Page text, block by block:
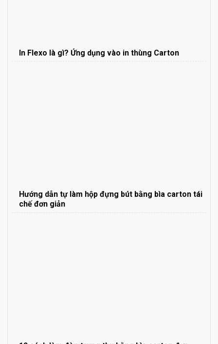
In Flexo là gì? Ứng dụng vào in thùng Carton
Hướng dẫn tự làm hộp đựng bút bằng bìa carton tái
chế đơn giản